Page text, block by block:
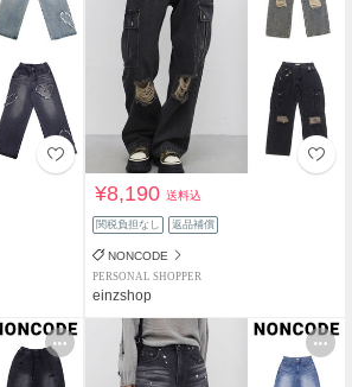
¥8,190送料込
関税負担なし 返品補償
NONCODE
PERSONAL SHOPPER
einzshop